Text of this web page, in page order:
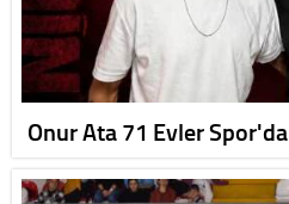
Onur Ata 71 Evler Spor'da